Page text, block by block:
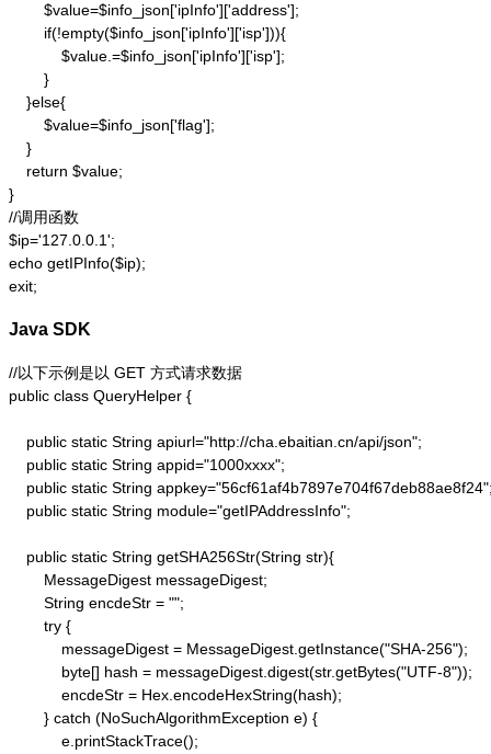
        $value=$info_json['ipInfo']['address'];
        if(!empty($info_json['ipInfo']['isp'])){
            $value.=$info_json['ipInfo']['isp'];
        }
    }else{
        $value=$info_json['flag'];
    }
    return $value;
}
//调用函数
$ip='127.0.0.1';
echo getIPInfo($ip);
exit;
Java SDK
//以下示例是以 GET 方式请求数据
public class QueryHelper {
    public static String apiurl="http://cha.ebaitian.cn/api/json";
    public static String appid="1000xxxx";
public static String
    public static String module="getIPAddressInfo";
    public static String getSHA256Str(String str){
        MessageDigest messageDigest;
        String encdeStr = "";
        try {
            messageDigest = MessageDigest.getInstance("SHA-256");
            byte[] hash = messageDigest.digest(str.getBytes("UTF-8"));
            encdeStr = Hex.encodeHexString(hash);
        } catch (NoSuchAlgorithmException e) {
            e.printStackTrace();